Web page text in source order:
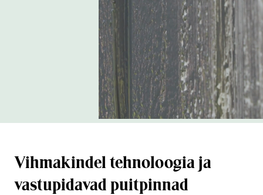
Vihmakindel tehnoloogia ja
vastupidavad puitpinnad